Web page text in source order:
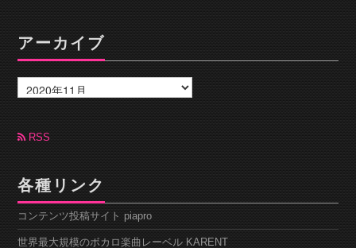
アーカイブ
ー
カ
ブ RSS
各種リンク
コンテンツ投稿サイト piapro
世界最大規模のボカロ楽曲レーベル KARENT